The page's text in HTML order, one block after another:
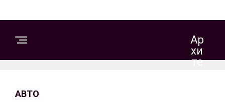
Ар
Хи
Те
АВТО